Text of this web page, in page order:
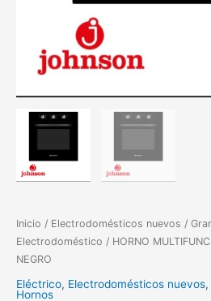
Inicio / Electrodomésticos nuevos /
Electrodoméstico / HORNO
NEGRO
Eléctrico, Electrodomésticos nuevos,
Hornos